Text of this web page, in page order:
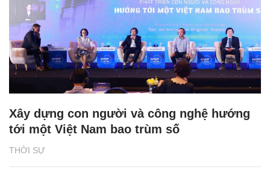
THỜI SỰ
Xây dựng con người và công nghệ hướng
tới một Việt Nam bao trùm số